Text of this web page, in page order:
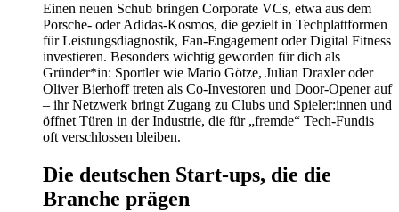
Einen neuen Schub bringen Corporate VCs, etwa aus dem
Porsche- oder Adidas-Kosmos, die gezielt in Techplattformen
für Leistungsdiagnostik, Fan-Engagement oder Digital Fitness
investieren. Besonders wichtig geworden für dich als
Gründer*in: Sportler wie Mario Götze, Julian Draxler oder
Oliver Bierhoff treten als Co-Investoren und Door-Opener auf
– ihr Netzwerk bringt Zugang zu Clubs und Spieler:innen und
öffnet Türen in der Industrie, die für „fremde“ Tech-Fundis
oft verschlossen bleiben.
Die deutschen Start-ups, die die
Branche prägen